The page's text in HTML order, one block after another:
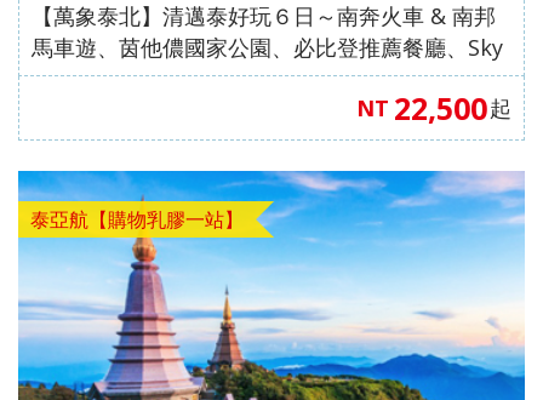
【萬象泰北】清邁泰好玩６日～南奔火車 & 南邦
馬車遊、茵他儂國家公園、必比登推薦餐廳、Sky
walk & 大象學校【泰亞航空、桃園出發】
NT 22,500起
泰亞航【購物乳膠一站】